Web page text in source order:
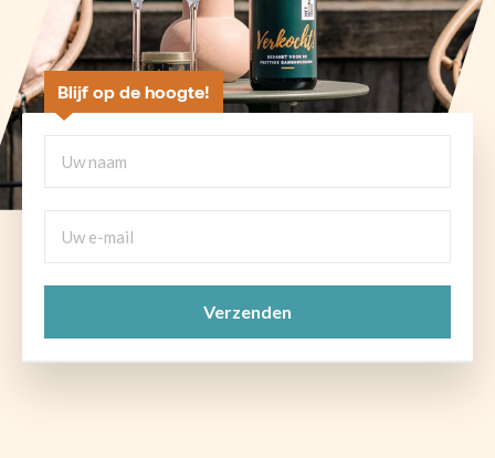
Blijf op de hoogte!
naam